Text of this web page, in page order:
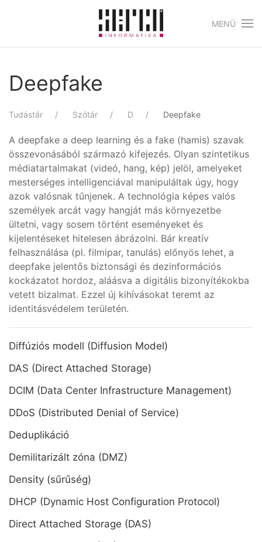
Skip to main content
MENÜ
Deepfake
Tudástár Szótár D Deepfake
A deepfake a deep learning és a fake (hamis) szavak
összevonásából származó kifejezés. Olyan szintetikus
médiatartalmakat (videó, hang, kép) jelöl, amelyeket
mesterséges intelligenciával manipuláltak úgy, hogy
azok valósnak tűnjenek. A technológia képes valós
személyek arcát vagy hangját más környezetbe
ültetni, vagy sosem történt eseményeket és
kijelentéseket hitelesen ábrázolni. Bár kreatív
felhasználása (pl. filmipar, tanulás) előnyös lehet, a
deepfake jelentős biztonsági és dezinformációs
kockázatot hordoz, aláásva a digitális bizonyítékokba
vetett bizalmat. Ezzel új kihívásokat teremt az
identitásvédelem területén.
Diffúziós modell (Diffusion Model)
DAS (Direct Attached Storage)
DCIM (Data Center Infrastructure Management)
DDoS (Distributed Denial of Service)
Deduplikáció
Demilitarizált zóna (DMZ)
Density (sűrűség)
DHCP (Dynamic Host Configuration Protocol)
Direct Attached Storage (DAS)